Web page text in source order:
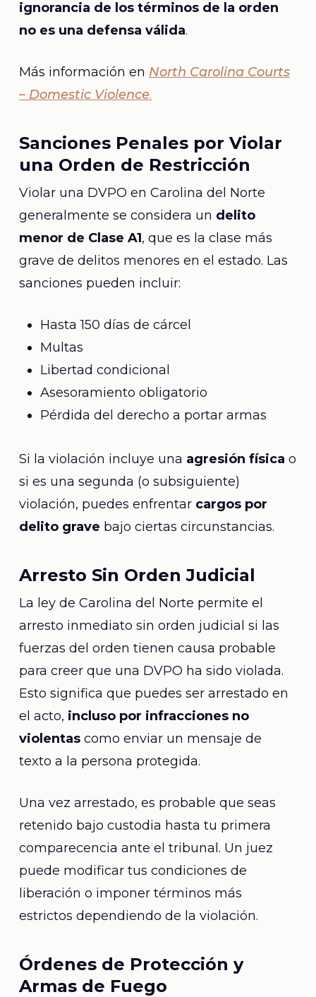
ignorancia de los términos de la orden
no es una defensa válida.
Más información en North Carolina Courts
– Domestic Violence.
Sanciones Penales por Violar
una Orden de Restricción
Violar una DVPO en Carolina del Norte
generalmente se considera un delito
menor de Clase A1, que es la clase más
grave de delitos menores en el estado. Las
sanciones pueden incluir:
Hasta 150 días de cárcel
Multas
Libertad condicional
Asesoramiento obligatorio
Pérdida del derecho a portar armas
Si la violación incluye una agresión física o
si es una segunda (o subsiguiente)
violación, puedes enfrentar cargos por
delito grave bajo ciertas circunstancias.
Arresto Sin Orden Judicial
La ley de Carolina del Norte permite el
arresto inmediato sin orden judicial si las
fuerzas del orden tienen causa probable
para creer que una DVPO ha sido violada.
Esto significa que puedes ser arrestado en
el acto, incluso por infracciones no
violentascomo enviar un mensaje de
texto a la persona protegida.
Una vez arrestado, es probable que seas
retenido bajo custodia hasta tu primera
comparecencia ante el tribunal. Un juez
puede modificar tus condiciones de
liberación o imponer términos más
estrictos dependiendo de la violación.
Órdenes de Protección y
Armas de Fuego